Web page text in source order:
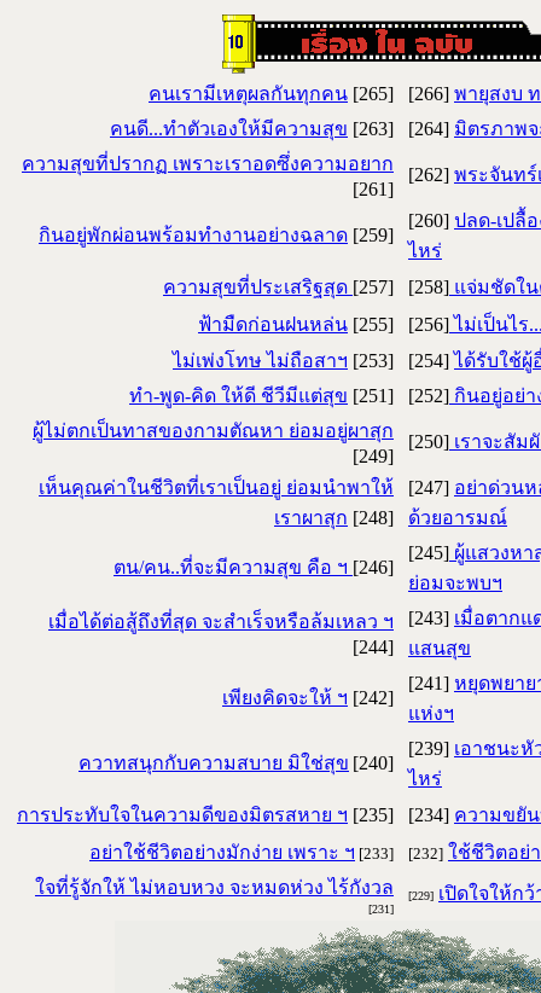
คนเรามีเหตุผลกันทุกคน [265] [266] พายุสงบ ท
คนดี...ทำตัวเองให้มีความสุข [263] [264] มิตรภาพจ
ความสุขที่ปรากฏ เพราะเราอดซึ่งความอยาก
[261]
[262] พระจันทร์
กินอยู่พักผ่อนพร้อมทำงานอย่างฉลาด [259]
[260] ปลด-เปลื้
ไหร
ความสุขที่ประเสริฐสุด [257] [258] แจ่มชัดใ
ฟ้ามืดก่อนฝนหล่น [255] [256]ไม่เป็นไร
ไม่เพ่งโทษ ไม่ถือสาฯ [253] [254]ได้รับใช้ผู้
ทำ-พูด-คิด ให้ดี ชีวีมีแต่สุข [251] [252] กินอยู่อย่
ผู้ไม่ตกเป็นทาสของกามตัณหา ย่อมอยู่ผาสุก
[249]
[250] เราจะสัม
เห็นคุณค่าในชีวิตที่เราเป็นอยู่ ย่อมนำพาให้
เราผาสุก [248]
[247] อย่าด่วน
ด้วยอารมณ
ตน/คน..ที่จะมีความสุข คือ ฯ [246]
[245] ผู้แสวงห
ย่อมจะพบฯ
เมื่อได้ต่อสู้ถึงที่สุด จะสำเร็จหรือล้มเหลว ฯ
[244]
[243] เมื่อตาก
แสนสุข
เพียงคิดจะให้ ฯ [242]
[241] หยุดพยาย
แห่งฯ
ควาทสนุกกับความสบาย มิใช่สุข [240]
[239] เอาชนะหั
ไหร่
การประทับใจในความดีของมิตรสหาย ฯ [235] [234] ความขยัน
อย่าใช้ชีวิตอย่างมักง่าย เพราะ ฯ [233] [232] ใช้ชีวิตอย่
ใจที่รู้จักให้ ไม่หอบหวง จะหมดห่วง ไร้กังวล
[231]
[229] เปิดใจให้ก